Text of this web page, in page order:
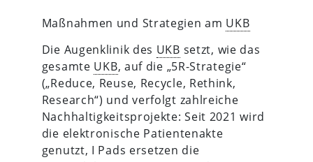
Maßnahmen und Strategien am UKB
Die Augenklinik des UKB setzt, wie das
gesamte UKB, auf die „5R-Strategie“
(„Reduce, Reuse, Recycle, Rethink,
Research“) und verfolgt zahlreiche
Nachhaltigkeitsprojekte: Seit 2021 wird
die elektronische Patientenakte
genutzt, I Pads ersetzen die